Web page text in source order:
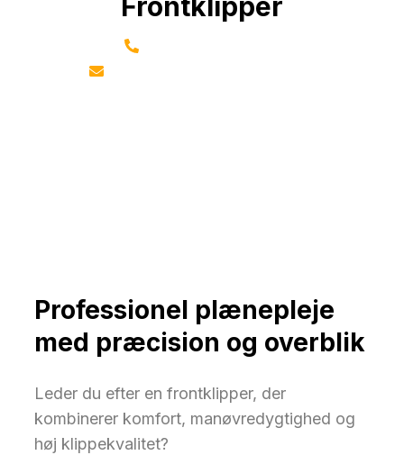
Professionel plænepleje
med præcision og overblik
Leder du efter en frontklipper, der
kombinerer komfort, manøvredygtighed og
høj klippekvalitet?